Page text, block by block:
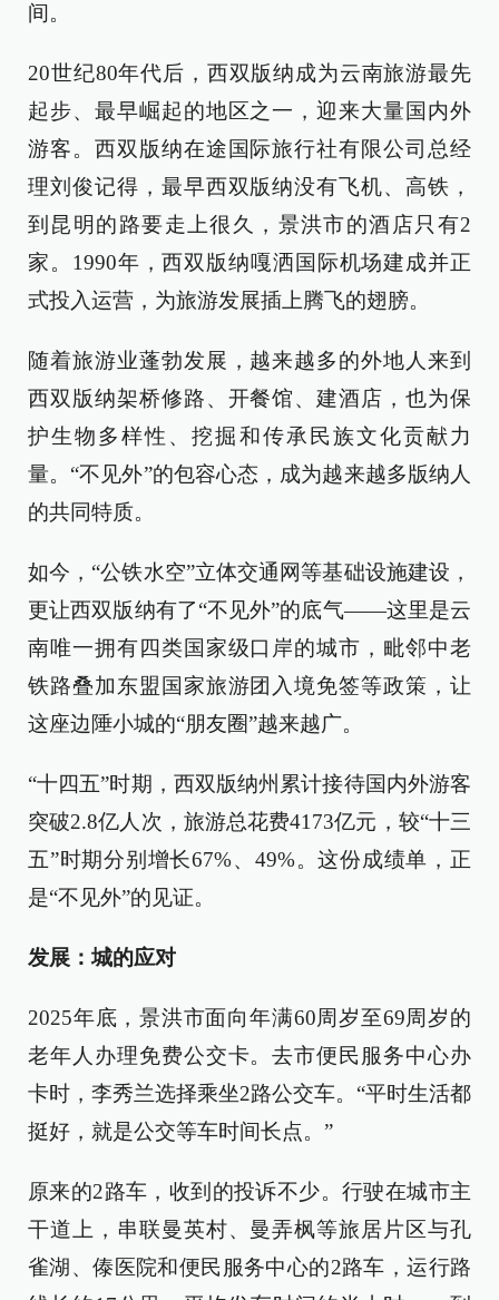
间。
20世纪80年代后，西双版纳成为云南旅游最先
起步、最早崛起的地区之一，迎来大量国内外
游客。西双版纳在途国际旅行社有限公司总经
理刘俊记得，最早西双版纳没有飞机、高铁，
到昆明的路要走上很久，景洪市的酒店只有2
家。1990年，西双版纳嘎洒国际机场建成并正
式投入运营，为旅游发展插上腾飞的翅膀。
随着旅游业蓬勃发展，越来越多的外地人来到
西双版纳架桥修路、开餐馆、建酒店，也为保
护生物多样性、挖掘和传承民族文化贡献力
量。“不见外”的包容心态，成为越来越多版纳人
的共同特质。
如今，“公铁水空”立体交通网等基础设施建设，
更让西双版纳有了“不见外”的底气——这里是云
南唯一拥有四类国家级口岸的城市，毗邻中老
铁路叠加东盟国家旅游团入境免签等政策，让
这座边陲小城的“朋友圈”越来越广。
“十四五”时期，西双版纳州累计接待国内外游客
突破2.8亿人次，旅游总花费4173亿元，较“十三
五”时期分别增长67%、49%。这份成绩单，正
是“不见外”的见证。
发展：城的应对
2025年底，景洪市面向年满60周岁至69周岁的
老年人办理免费公交卡。去市便民服务中心办
卡时，李秀兰选择乘坐2路公交车。“平时生活都
挺好，就是公交等车时间长点。”
原来的2路车，收到的投诉不少。行驶在城市主
干道上，串联曼英村、曼弄枫等旅居片区与孔
雀湖、傣医院和便民服务中心的2路车，运行路